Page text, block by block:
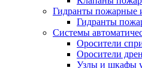
Гидранты пожарные
Гидранты
Системы
Оросители
Оросители
Узлы и шкафы